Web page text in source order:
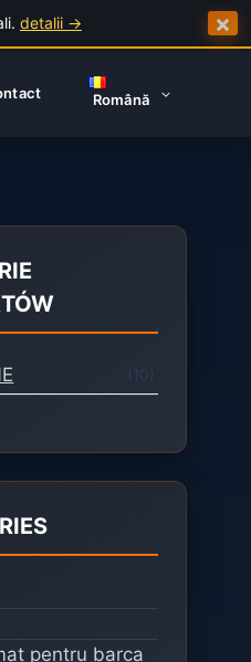
detalii → ×
Română
(10)
pentru barca